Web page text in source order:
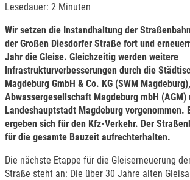
Lesedauer: 2 Minuten
Wir setzen die Instandhaltung der
der Großen Diesdorfer Straße fort und
Jahr die Gleise. Gleichzeitig werden weitere
Infrastrukturverbesserungen durch die
Magdeburg GmbH & Co. KG (SWM
Abwassergesellschaft Magdeburg mbH (AGM)
Landeshauptstadt Magdeburg vorgenommen.
ergeben sich für den Kfz-Verkehr. Der
für die gesamte Bauzeit aufrechterhalten.
Die nächste Etappe für die Gleiserneuerung
Straße steht an: Die über 30 Jahre alten